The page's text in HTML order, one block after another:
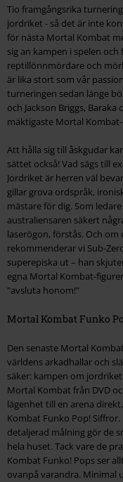
Tio framgångsrika
jordriket - så det är inte
för nästa Mortal Kombat
sig an kampen i spelen
reptillönnmördare och
är lika stort som vår
turneringen sedan länge
och Jackson Briggs,
mäktigaste Mortal
Att hålla sig till åskgudar
sättet också! Vad sägs till
Jordriket är herren väl
gillar grova ordspråk,
mästare för dig. Som
australiensaren säkert
laserögon, förstås. Och
rekommenderar vi Sub-
superepiska ut – han
egna Mortal Kombat-
"avsluta honom!"
Mortal Kombat Funko
Den senaste Mortal
världens arkadhallar och
säker: kampen om
Mortal Kombat från DVD
lägenhet till en arena
Kombat Funko Pop!
detaljerad målning gör de
hela huset. Tack vare de
Kombat Funko! Pops ser
ovanpå varandra. Minimal